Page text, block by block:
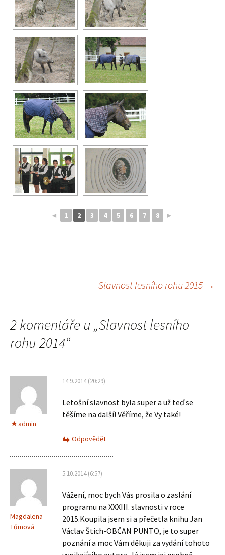
◄ 1 2 3 4 5 6 7 8 ►
Navigace
pro
příspěvky
Slavnost lesního rohu 2015 →
2 komentáře u „Slavnost lesního
rohu 2014“
admin
14.9.2014 (20:29)
Letošní slavnost byla super a už teď se
těšíme na další! Věříme, že Vy také!
Odpovědět
Magdalena
Tůmová
5.10.2014 (6:57)
Vážení, moc bych Vás prosila o zaslání
programu na XXXIII. slavnosti v roce
2015.Koupila jsem si a přečetla knihu Jan
Václav Štich-OBČAN PUNTO, je to super
poznání a moc Vám děkuji za vydání tohoto